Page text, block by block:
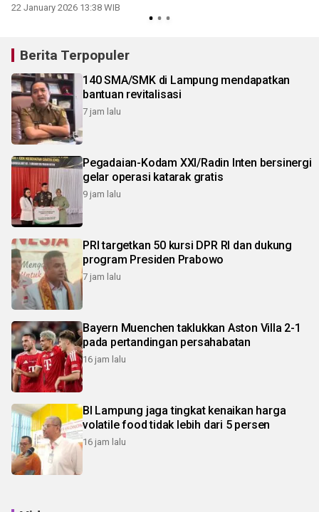
22 January 2026 13:38 WIB
Berita Terpopuler
140 SMA/SMK di Lampung mendapatkan
bantuan revitalisasi
7 jam lalu
Pegadaian-Kodam XXI/Radin Inten bersinergi
gelar operasi katarak gratis
9 jam lalu
PRI targetkan 50 kursi DPR RI dan dukung
program Presiden Prabowo
7 jam lalu
Bayern Muenchen taklukkan Aston Villa 2-1
pada pertandingan persahabatan
16 jam lalu
BI Lampung jaga tingkat kenaikan harga
volatile food tidak lebih dari 5 persen
16 jam lalu